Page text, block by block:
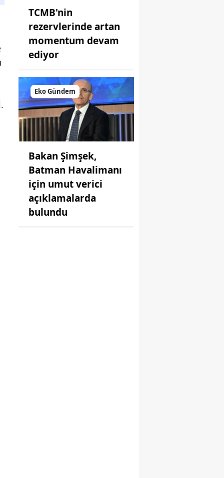
TCMB'nin
rezervlerinde artan
momentum devam
ediyor
Eko Gündem
Bakan Şimşek,
Batman Havalimanı
için umut verici
açıklamalarda
bulundu